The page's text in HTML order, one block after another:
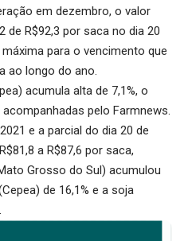
em dezembro, o valor
de R$92,3 por saca no dia 20
para o vencimento que
ao longo do ano.
acumula alta de 7,1%, o
pelo Farmnews.
e a parcial do dia 20 de
a R$87,6 por saca,
Grosso do Sul) acumulou
de 16,1% e a soja